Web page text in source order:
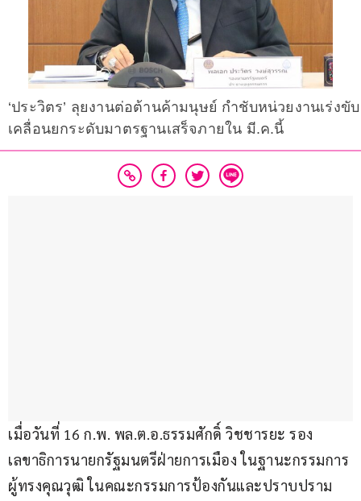
‘ประวิตร’ ลุยงานต่อต้านค้ามนุษย์ กำชับหน่วยงานเร่งขับ
เคลื่อนยกระดับมาตรฐานเสร็จภายใน มี.ค.นี้
เมื่อวันที่ 16 ก.พ. พล.ต.อ.ธรรมศักดิ์ วิชชารยะ รอง
เลขาธิการนายกรัฐมนตรีฝ่ายการเมือง ในฐานะกรรมการ
ผู้ทรงคุณวุฒิ ในคณะกรรมการป้องกันและปราบปราม